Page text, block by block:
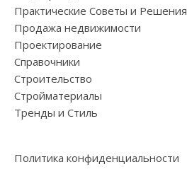
Практические Советы и Решения
Продажа недвижимости
Проектирование
Справочники
Строительство
Стройматериалы
Тренды и Стиль
Политика конфиденциальности